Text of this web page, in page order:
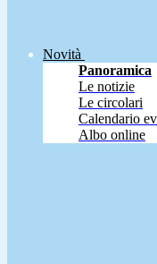
Novità
Panoramica
Le notizie
Le circolari
Calendario
Albo online